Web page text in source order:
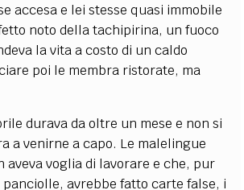
accesa e lei stesse quasi immobile
noto della tachipirina, un fuoco
la vita a costo di un caldo
poi le membra ristorate, ma
durava da oltre un mese e non si
a venirne a capo. Le malelingue
aveva voglia di lavorare e che, pur
panciolle, avrebbe fatto carte false, i